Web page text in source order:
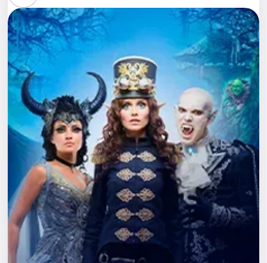
Стендап
Выставки
Квесты
Экскурсии
Спорт
События
Города
Площадки
Артисты